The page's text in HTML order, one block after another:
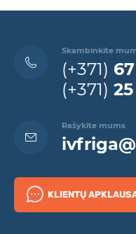
Skambinkite
(+371) 67
(+371)
Rašykite mums
KLIENTŲ